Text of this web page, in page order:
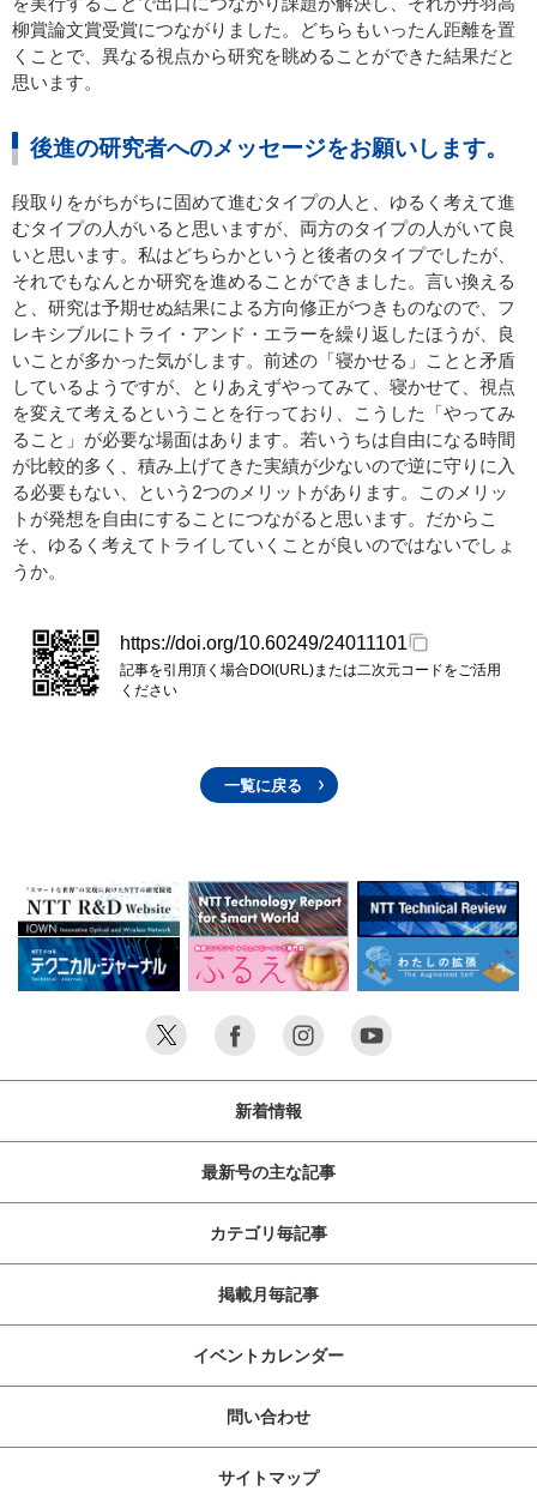
柳賞論文賞受賞につながりました。どちらもいったん距離を置
くことで、異なる視点から研究を眺めることができた結果だと
思います。
後進の研究者へのメッセージをお願いします。
段取りをがちがちに固めて進むタイプの人と、ゆるく考えて進
むタイプの人がいると思いますが、両方のタイプの人がいて良
いと思います。私はどちらかというと後者のタイプでしたが、
それでもなんとか研究を進めることができました。言い換える
と、研究は予期せぬ結果による方向修正がつきものなので、フ
レキシブルにトライ・アンド・エラーを繰り返したほうが、良
いことが多かった気がします。前述の「寝かせる」ことと矛盾
しているようですが、とりあえずやってみて、寝かせて、視点
を変えて考えるということを行っており、こうした「やってみ
ること」が必要な場面はあります。若いうちは自由になる時間
が比較的多く、積み上げてきた実績が少ないので逆に守りに入
る必要もない、という2つのメリットがあります。このメリッ
トが発想を自由にすることにつながると思います。だからこ
そ、ゆるく考えてトライしていくことが良いのではないでしょ
うか。
https://doi.org/10.60249/24011101
記事を引用頂く場合DOI(URL)または二次元コードをご活用
ください
一覧に戻る
新着情報
最新号の主な記事
カテゴリ毎記事
掲載月毎記事
イベントカレンダー
問い合わせ
サイトマップ